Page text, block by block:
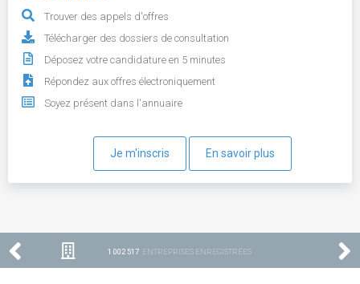
Trouver des appels d'offres
Télécharger des dossiers de consultation
Déposez votre candidature en 5 minutes
Répondez aux offres électroniquement
Soyez présent dans l'annuaire
Je m'inscris En savoir plus
1 002 517 ENTREPRISES ENREGISTRÉES